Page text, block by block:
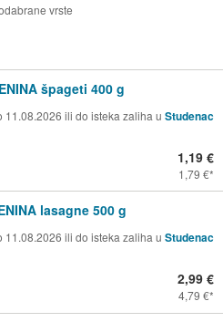
vrste
špageti 400 g
11.08.2026 ili do isteka zaliha u Studenac
1,19 €
1,79 €
lasagne 500 g
11.08.2026 ili do isteka zaliha u Studenac
2,99 €
4,79 €